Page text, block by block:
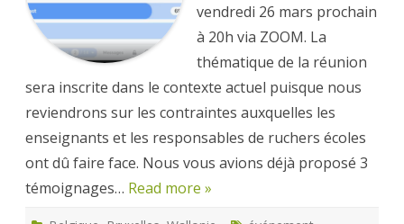
vendredi 26 mars prochain
à 20h via ZOOM. La
thématique de la réunion
sera inscrite dans le contexte actuel puisque nous
reviendrons sur les contraintes auxquelles les
enseignants et les responsables de ruchers écoles
ont dû faire face. Nous vous avions déjà proposé 3
témoignages… Read more »